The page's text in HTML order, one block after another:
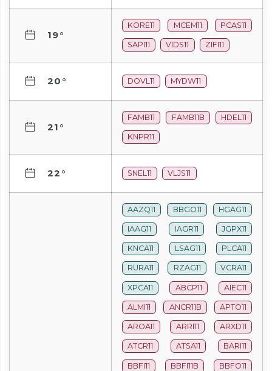
19°
KORE11 MCEM11 PCAS11
SAPI11 VIDS11 ZIFI11
20° DOVL11 MYDW11
21°
FAMB11 FAMB11B HDEL11
KNPR11
22° SNEL11 VLJS11
AAZQ11 BBGO11 HGAG11
IAAG11 IAGR11 JGPX11
KNCA11 LSAG11 PLCA11
RURA11 RZAG11 VCRA11
XPCA11 ABCP11 AIEC11
ALMI11 ANCR11B APTO11
AROA11 ARRI11 ARXD11
ATCR11 ATSA11 BARI11
BBFI11 BBFI11B BBFO11